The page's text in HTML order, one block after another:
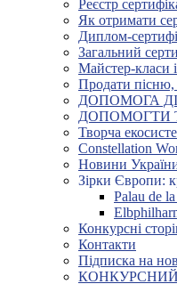
Реєстр
Як отримати
Диплом-
Загальний
Майстер-класи і
Продати пісню,
ДОПОМОГА
ДОПОМОГТИ
Творча
Constellation
Новини України
Зірки Європи:
Palau de
Конкурсні
Контакти
Підписка на